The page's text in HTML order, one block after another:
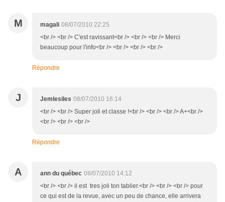
M magali 08/07/2010 22:25
<br /> <br /> C'est ravissant<br /> <br /> <br /> Merci
beaucoup pour l'info<br /> <br /> <br /> <br />
Répondre
J Jemlesiles 08/07/2010 16:14
<br /> <br /> Super joli et classe !<br /> <br /> <br /> A+<br />
<br /> <br /> <br />
Répondre
A ann du québec 08/07/2010 14:12
<br /> <br /> il est tres joli ton tablier.<br /> <br /> <br /> pour
ce qui est de la revue, avec un peu de chance, elle arrivera